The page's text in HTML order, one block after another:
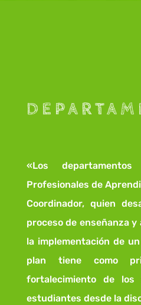
«Los departamentos
Profesionales de
Coordinador, quien
proceso de enseñanza
la implementación de
plan tiene como
fortalecimiento de los
estudiantes desde la